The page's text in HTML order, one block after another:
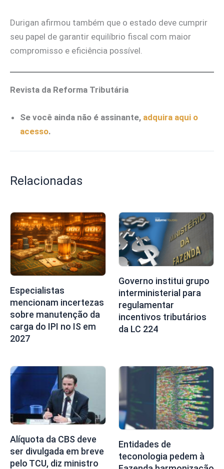
Durigan afirmou também que o estado deve cumprir
seu papel de garantir equilíbrio fiscal com maior
compromisso e eficiência possível.
Revista da Reforma Tributária
Se você ainda não é assinante, adquira aqui o
acesso.
Relacionadas
Especialistas
mencionam incertezas
sobre manutenção da
carga do IPI no IS em
2027
Governo institui grupo
interministerial para
regulamentar
incentivos tributários
da LC 224
Alíquota da CBS deve
ser divulgada em breve
pelo TCU, diz ministro
Entidades de
teconologia pedem à